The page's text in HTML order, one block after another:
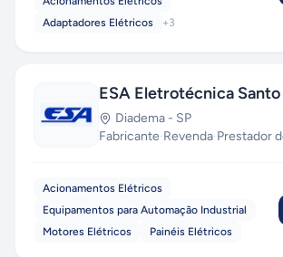
Adaptadores Elétricos
+3
ESA Eletrotécnica
Diadema - SP
Fabricante·Revenda·Prestador
Acionamentos Elétricos
Equipamentos para Automação Industrial
Motores Elétricos
Painéis Elétricos